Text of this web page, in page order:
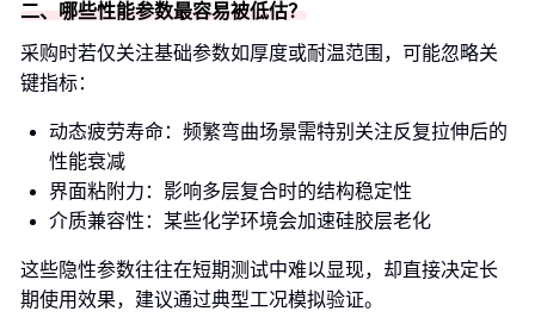
二、哪些性能参数最容易被低估？
采购时若仅关注基础参数如厚度或耐温范围，可能忽略关
键指标：
动态疲劳寿命：频繁弯曲场景需特别关注反复拉伸后的
性能衰减
界面粘附力：影响多层复合时的结构稳定性
介质兼容性：某些化学环境会加速硅胶层老化
这些隐性参数往往在短期测试中难以显现，却直接决定长
期使用效果，建议通过典型工况模拟验证。